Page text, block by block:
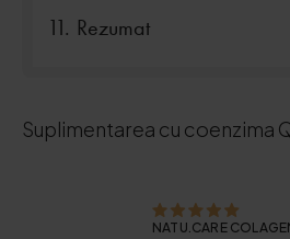
Rezumat
Suplimentarea cu coenzima
NATU.CARE